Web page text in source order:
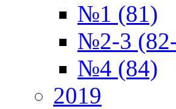
№1 (81)
№2-3
№4 (84)
2019